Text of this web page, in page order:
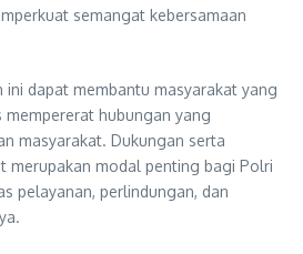
semangat kebersamaan
ini dapat membantu masyarakat yang
hubungan yang
masyarakat. Dukungan serta
merupakan modal penting bagi Polri
pelayanan, perlindungan, dan